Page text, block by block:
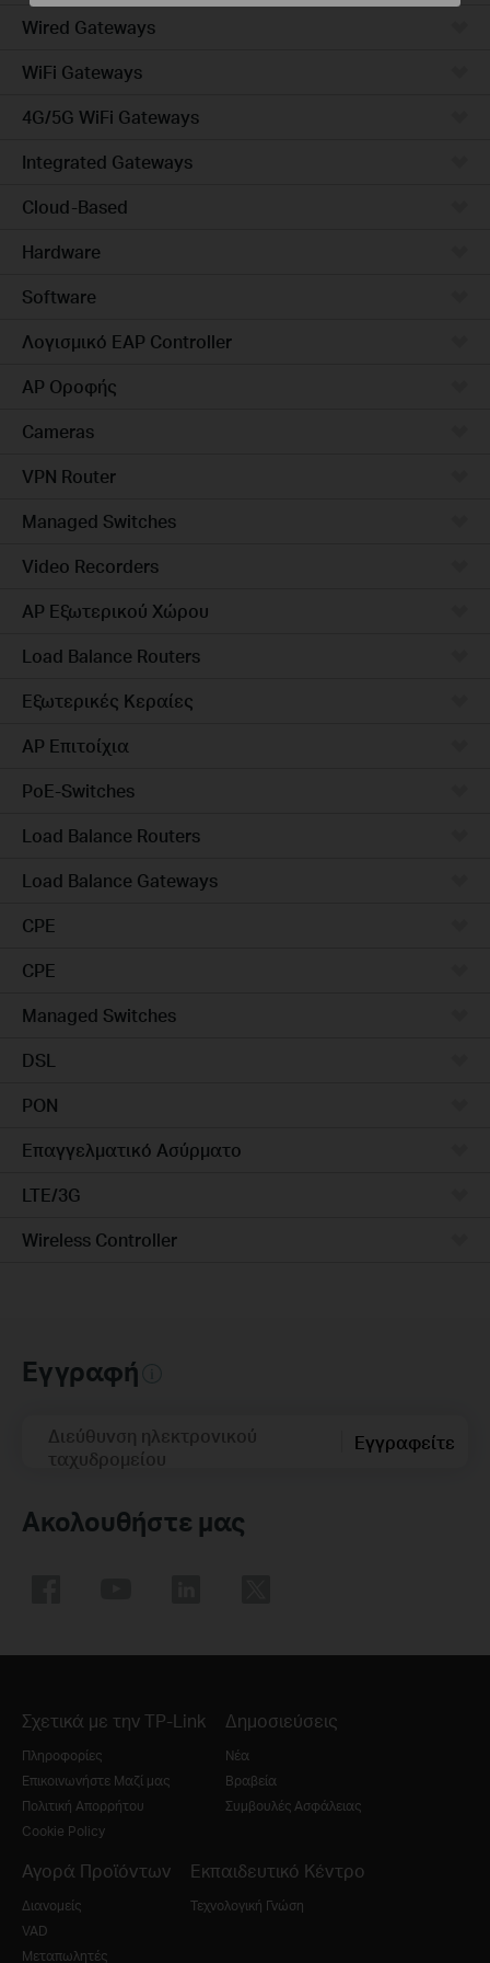
Wired Gateways
WiFi Gateways
4G/5G WiFi Gateways
Integrated Gateways
Cloud-Based
Hardware
Software
Λογισμικό EAP Controller
AP Οροφής
Cameras
VPN Router
Managed Switches
Video Recorders
AP Εξωτερικού Χώρου
Load Balance Routers
Εξωτερικές Κεραίες
AP Επιτοίχια
PoE-Switches
Load Balance Routers
Load Balance Gateways
CPE
CPE
Managed Switches
DSL
PON
Επαγγελματικό Ασύρματο
LTE/3G
Wireless Controller
Εγγραφή
Διεύθυνση ηλεκτρονικού
ταχυδρομείου
Εγγραφείτε
Ακολουθήστε μας
Σχετικά με την TP-Link
Πληροφορίες
Επικοινωνήστε Μαζί μας
Πολιτική Απορρήτου
Cookie Policy
Δημοσιεύσεις
Νέα
Βραβεία
Συμβουλές Ασφάλειας
Αγορά Προϊόντων
Διανομείς
VAD
Μεταπωλητές
Εκπαιδευτικό Κέντρο
Τεχνολογική Γνώση